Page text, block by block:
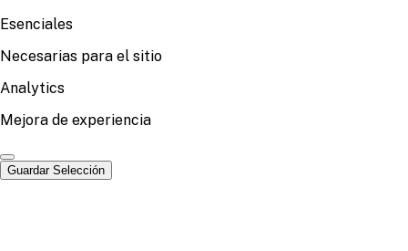
Esenciales
Necesarias para el sitio
Analytics
Mejora de experiencia
Guardar Selección